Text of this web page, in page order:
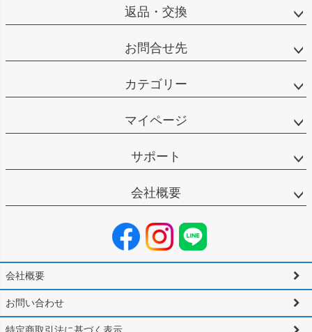
返品・交換
お問合せ先
カテゴリー
マイページ
サポート
会社概要
会社概要
お問い合わせ
特定商取引法に基づく表示